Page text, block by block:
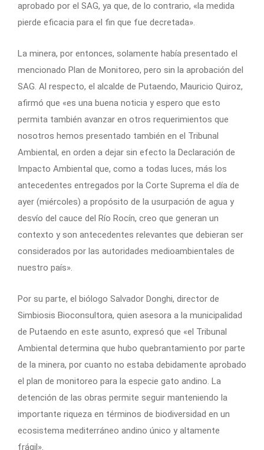
aprobado por el SAG, ya que, de lo contrario, «la medida
pierde eficacia para el fin que fue decretada».
La minera, por entonces, solamente había presentado el
mencionado Plan de Monitoreo, pero sin la aprobación del
SAG. Al respecto, el alcalde de Putaendo, Mauricio Quiroz,
afirmó que «es una buena noticia y espero que esto
permita también avanzar en otros requerimientos que
nosotros hemos presentado también en el Tribunal
Ambiental, en orden a dejar sin efecto la Declaración de
Impacto Ambiental que, como a todas luces, más los
antecedentes entregados por la Corte Suprema el día de
ayer (miércoles) a propósito de la usurpación de agua y
desvío del cauce del Río Rocín, creo que generan un
contexto y son antecedentes relevantes que debieran ser
considerados por las autoridades medioambientales de
nuestro país».
Por su parte, el biólogo Salvador Donghi, director de
Simbiosis Bioconsultora, quien asesora a la municipalidad
de Putaendo en este asunto, expresó que «el Tribunal
Ambiental determina que hubo quebrantamiento por parte
de la minera, por cuanto no estaba debidamente aprobado
el plan de monitoreo para la especie gato andino. La
detención de las obras permite seguir manteniendo la
importante riqueza en términos de biodiversidad en un
ecosistema mediterráneo andino único y altamente
frágil».